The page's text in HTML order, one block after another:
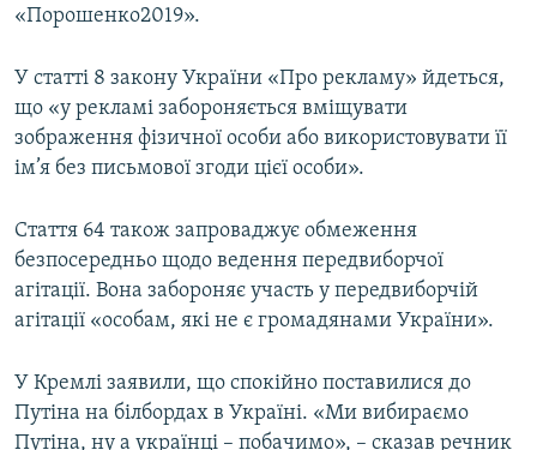
«Порошенко2019».
У статті 8 закону України «Про рекламу» йдеться,
що «у рекламі забороняється вміщувати
зображення фізичної особи або використовувати її
ім’я без письмової згоди цієї особи».
Стаття 64 також запроваджує обмеження
безпосередньо щодо ведення передвиборчої
агітації. Вона забороняє участь у передвиборчій
агітації «особам, які не є громадянами України».
У Кремлі заявили, що спокійно поставилися до
Путіна на білбордах в Україні. «Ми вибираємо
Путіна, ну а українці – побачимо», – сказав речник